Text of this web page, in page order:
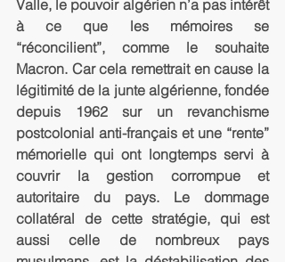
Valle, le pouvoir algérien n’a pas intérêt
à ce que les mémoires se
“réconcilient”, comme le souhaite
Macron. Car cela remettrait en cause la
légitimité de la junte algérienne, fondée
depuis 1962 sur un revanchisme
postcolonial anti-français et une “rente”
mémorielle qui ont longtemps servi à
couvrir la gestion corrompue et
autoritaire du pays. Le dommage
collatéral de cette stratégie, qui est
aussi celle de nombreux pays